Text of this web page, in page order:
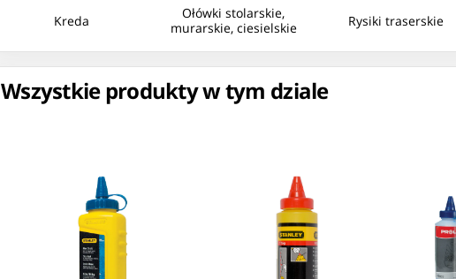
Kreda
Ołówki stolarskie,
murarskie, ciesielskie
Rysiki traserskie
Wszystkie produkty w tym dziale